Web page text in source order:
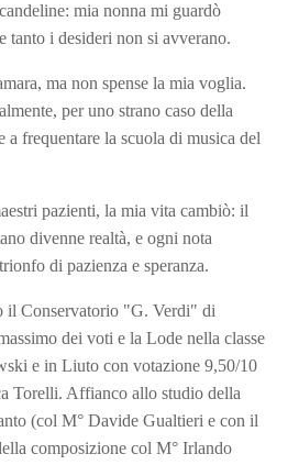
mia nonna mi guardò
tanto i desideri non si avverano.
ma non spense la mia voglia.
per uno strano caso della
frequentare la scuola di musica del
pazienti, la mia vita cambiò: il
divenne realtà, e ogni nota
di pazienza e speranza.
il Conservatorio "G. Verdi" di
dei voti e la Lode nella classe
e in Liuto con votazione 9,50/10
Torelli. Affianco allo studio della
(col M° Davide Gualtieri e con il
composizione col M° Irlando